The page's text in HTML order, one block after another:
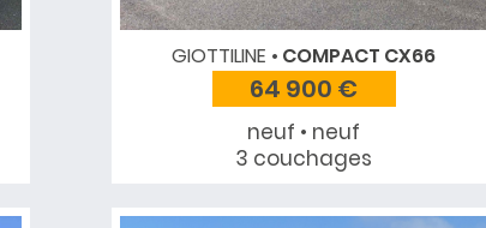
GIOTTILINE COMPACT CX66
64 900 €
neuf • neuf
3 couchages